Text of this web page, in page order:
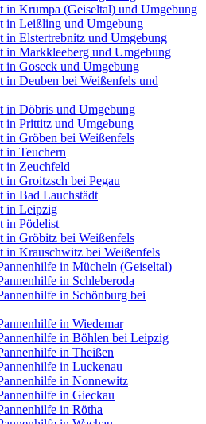
in Krumpa (Geiseltal) und Umgebung
in Leißling und Umgebung
Elstertrebnitz und Umgebung
in Markkleeberg und Umgebung
Goseck und Umgebung
Deuben bei Weißenfels und
in Döbris und Umgebung
in Prittitz und Umgebung
Gröben bei Weißenfels
in Teuchern
in Zeuchfeld
Groitzsch bei Pegau
in Bad Lauchstädt
in Leipzig
in Pödelist
in Gröbitz bei Weißenfels
in Krauschwitz bei Weißenfels
in Mücheln (Geiseltal)
in Schleberoda
in Schönburg bei
in Wiedemar
in Böhlen bei Leipzig
in Theißen
in Luckenau
in Nonnewitz
in Gieckau
in Rötha